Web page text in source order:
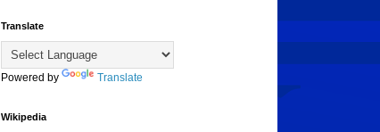
Translate
Powered by Translate
Wikipedia